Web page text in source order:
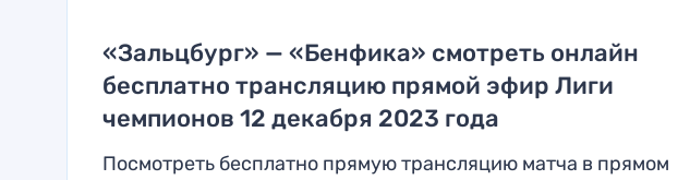
«Зальцбург» — «Бенфика» смотреть онлайн
бесплатно трансляцию прямой эфир Лиги
чемпионов 12 декабря 2023 года
Посмотреть бесплатно прямую трансляцию матча в прямом